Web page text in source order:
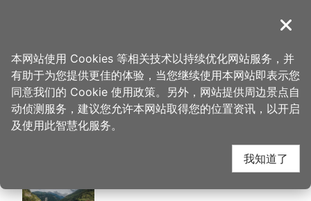
導覽
首页 > 想去的地方 > 美食、购物 > 金园活鱼餐厅
金园活鱼餐厅 周边景点
关闭
本网站使用 Cookies 等相关技术以持续优化网站服务，并
有助于为您提供更佳的体验，当您继续使用本网站即表示您
同意我们的 Cookie 使用政策。另外，网站提供周边景点自
动侦测服务，建议您允许本网站取得您的位置资讯，以开启
及使用此智慧化服务。
我知道了